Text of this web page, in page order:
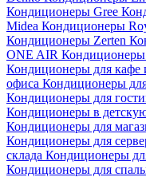
Кондиционеры Gree
Midea Кондиционеры
Кондиционеры Zerten
ONE AIR Кондиционеры
Кондиционеры для кафе
офиса Кондиционеры
Кондиционеры для
Кондиционеры в
Кондиционеры для
Кондиционеры для
склада Кондиционеры
Кондиционеры для